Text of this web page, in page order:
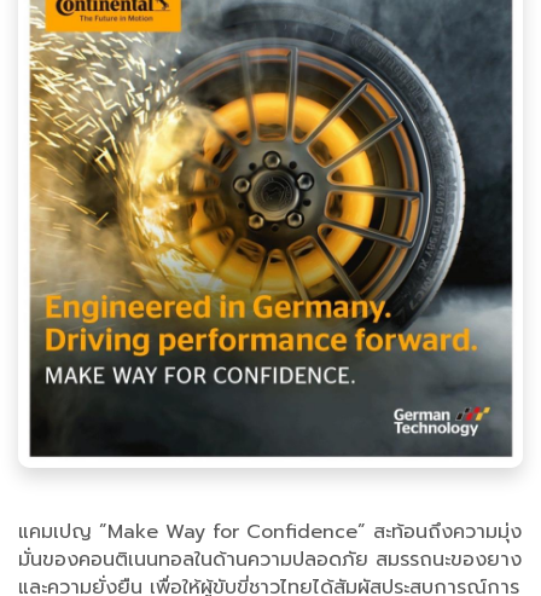
แคมเปญ ”Make Way for Confidence” สะท้อนถึงความมุ่ง
มั่นของคอนติเนนทอลในด้านความปลอดภัย สมรรถนะของยาง
และความยั่งยืน เพื่อให้ผู้ขับขี่ชาวไทยได้สัมผัสประสบการณ์การ